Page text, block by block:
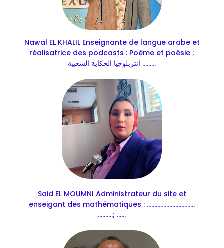
Nawal EL KHALIL Enseignante de langue arabe et
réalisatrice des podcasts : Poème et poésie ;
انتربلوجيا الحكاية الشعبية .........
Said EL MOUMNI Administrateur du site et
enseigant des mathématiques : ................................
..........; ......